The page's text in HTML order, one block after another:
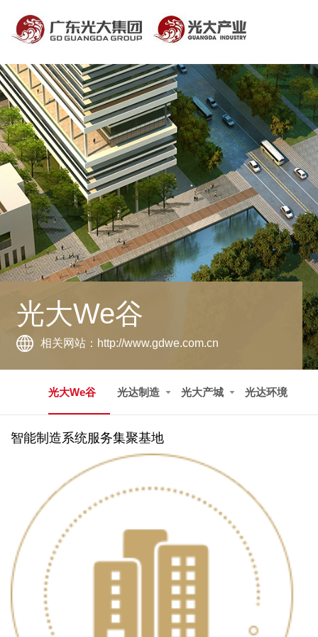
光大We谷
相关网站： http://www.gdwe.com.cn
20
亿
年产值
160
家
相关领域产业
4000
相关领域产业
8000
名
从业技术人员
光大We谷 光达制造 光大产城 光达环境
智能制造系统服务集聚基地